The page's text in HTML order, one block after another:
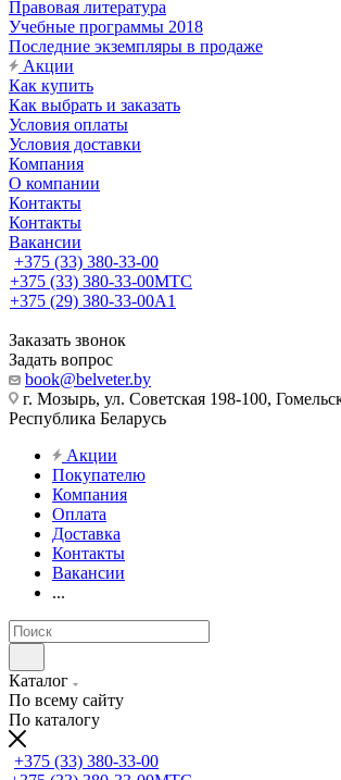
Правовая литература
Учебные программы 2018
Последние экземпляры в продаже
Акции
Как купить
Как выбрать и заказать
Условия оплаты
Условия доставки
Компания
О компании
Контакты
Контакты
Вакансии
+375 (33) 380-33-00
+375 (33) 380-33-00МТС
+375 (29) 380-33-00А1
Заказать звонок
Задать вопрос
book@belveter.by
г. Мозырь, ул. Советская 198-100,
Республика Беларусь
Акции
Покупателю
Компания
Оплата
Доставка
Контакты
Вакансии
...
Каталог
По всему сайту
По каталогу
+375 (33) 380-33-00